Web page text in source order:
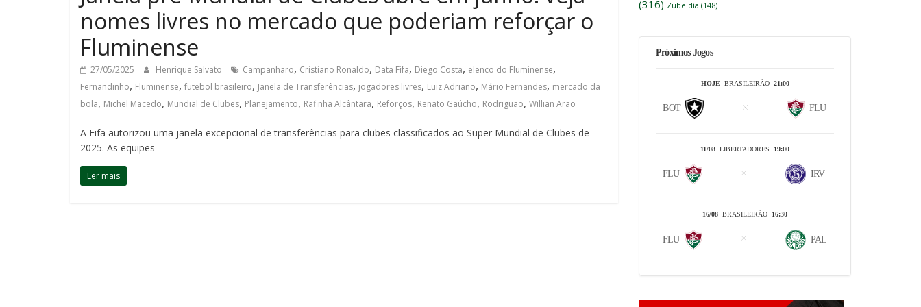
nomes livres no mercado que poderiam reforçar o
Fluminense
27/05/2025 Henrique Salvato Campanharo, Cristiano Ronaldo, Data Fifa, Diego Costa, elenco do Fluminense,
Fernandinho, Fluminense, futebol brasileiro, Janela de Transferências, jogadores livres, Luiz Adriano, Mário Fernandes, mercado da
bola, Michel Macedo, Mundial de Clubes, Planejamento, Rafinha Alcântara, Reforços, Renato Gaúcho, Rodriguão, Willian Arão
A Fifa autorizou uma janela excepcional de transferências para clubes classificados ao Super Mundial de Clubes de
2025. As equipes
Ler mais
(316) Zubeldía (148)
Próximos Jogos
HOJE BRASILEIRÃO 21:00
BOT FLU
11/08 LIBERTADORES 19:00
FLU IRV
16/08 BRASILEIRÃO 16:30
FLU PAL